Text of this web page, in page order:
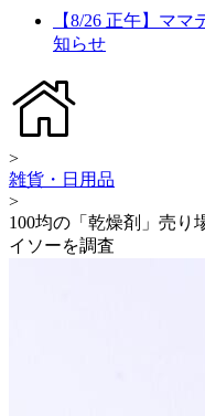
【8/26 正午】マ
知らせ
>
雑貨・日用品
>
100均の「乾燥剤」売り
イソーを調査